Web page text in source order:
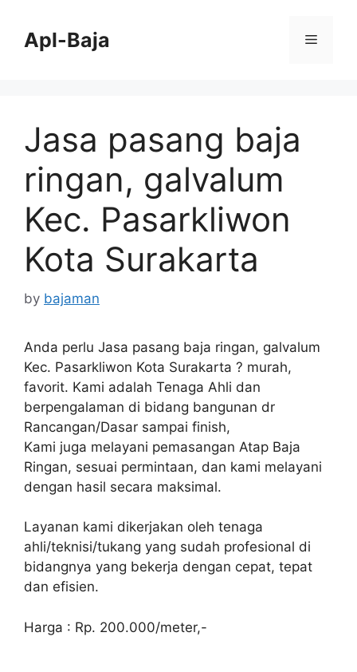
contentApl-Baja Menu
Jasa pasang baja
ringan, galvalum
Kec. Pasarkliwon
Kota Surakarta
by bajaman
Anda perlu Jasa pasang baja ringan, galvalum
Kec. Pasarkliwon Kota Surakarta ? murah,
favorit. Kami adalah Tenaga Ahli dan
berpengalaman di bidang bangunan dr
Rancangan/Dasar sampai finish,
Kami juga melayani pemasangan Atap Baja
Ringan, sesuai permintaan, dan kami melayani
dengan hasil secara maksimal.
Layanan kami dikerjakan oleh tenaga
ahli/teknisi/tukang yang sudah profesional di
bidangnya yang bekerja dengan cepat, tepat
dan efisien.
Harga : Rp. 200.000/meter,-